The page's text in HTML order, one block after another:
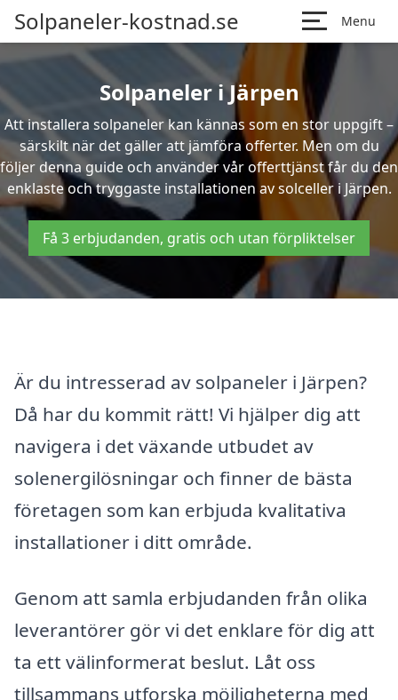
Solpaneler-kostnad.se Menu
Solpaneler i Järpen
Att installera solpaneler kan kännas som en stor uppgift –
särskilt när det gäller att jämföra offerter. Men om du
följer denna guide och använder vår offerttjänst får du den
enklaste och tryggaste installationen av solceller i Järpen.
Få 3 erbjudanden, gratis och utan förpliktelser
Är du intresserad av solpaneler i Järpen?
Då har du kommit rätt! Vi hjälper dig att
navigera i det växande utbudet av
solenergilösningar och finner de bästa
företagen som kan erbjuda kvalitativa
installationer i ditt område.
Genom att samla erbjudanden från olika
leverantörer gör vi det enklare för dig att
ta ett välinformerat beslut. Låt oss
tillsammans utforska möjligheterna med